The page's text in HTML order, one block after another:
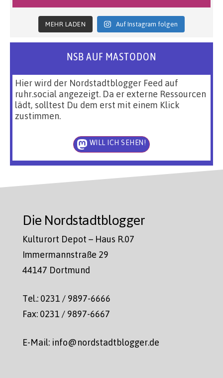
MEHR LADEN Auf Instagram folgen
NSB AUF MASTODON
Hier wird der Nordstadtblogger Feed auf
ruhr.social angezeigt. Da er externe Ressourcen
lädt, solltest Du dem erst mit einem Klick
zustimmen.
WILL ICH SEHEN!
Die Nordstadtblogger
Kulturort Depot – Haus R.07
Immermannstraße 29
44147 Dortmund
Tel.: 0231 / 9897-6666
Fax: 0231 / 9897-6667
E-Mail: info@nordstadtblogger.de